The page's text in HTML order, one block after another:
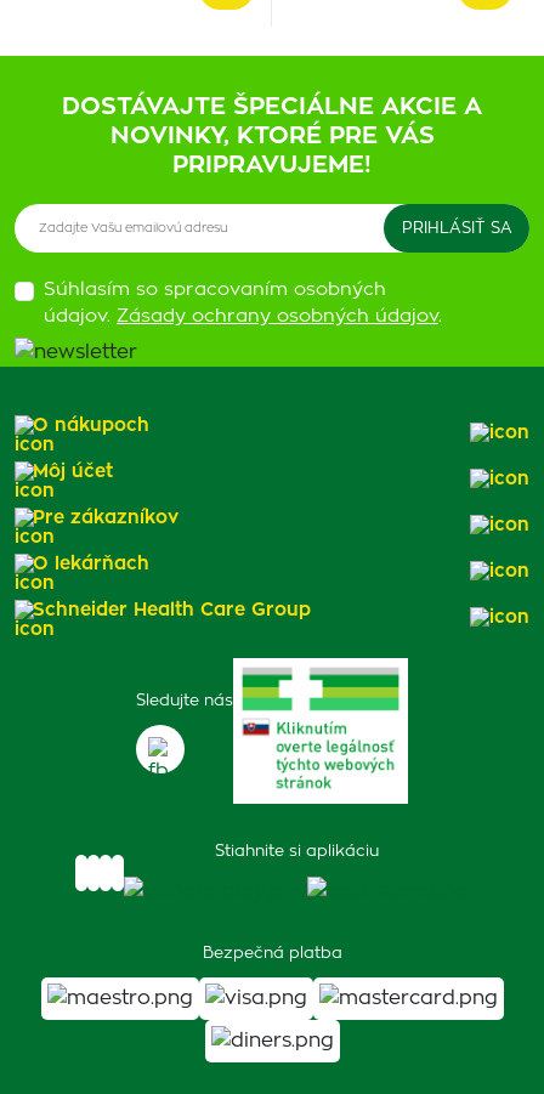
DOSTÁVAJTE ŠPECIÁLNE AKCIE A
NOVINKY, KTORÉ PRE VÁS
PRIPRAVUJEME!
Súhlasím so spracovaním osobných
údajov. Zásady ochrany osobných údajov.
Sledujte nás
Stiahnite si aplikáciu
Bezpečná platba
O nákupoch
Môj účet
Pre zákazníkov
O lekárňach
Schneider Health Care Group